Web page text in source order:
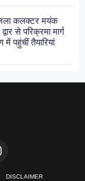
कलक्टर मयंक
से परिक्रमा मार्ग
पहुंचीं तैयारियां
DISCLAIMER